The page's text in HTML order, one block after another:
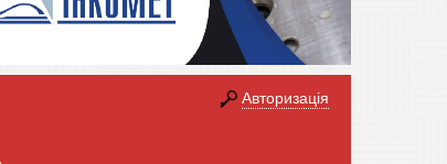
Авторизація